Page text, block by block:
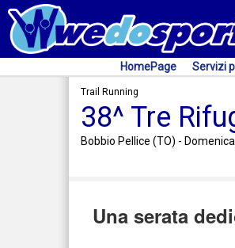
HomePage Servizi
Trail Running
38^ Tre
Bobbio Pellice (TO) -
Una serata